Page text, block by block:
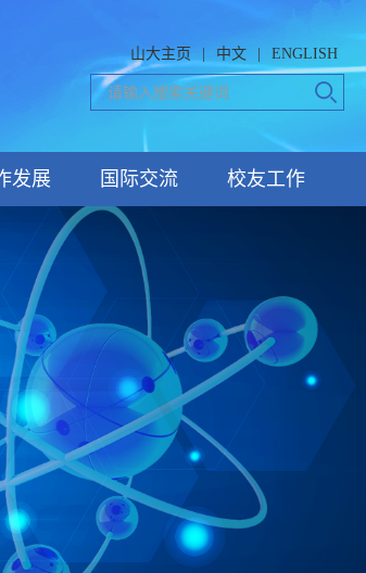
山大主页 中文 ENGLISH
发展 国际交流 校友工作